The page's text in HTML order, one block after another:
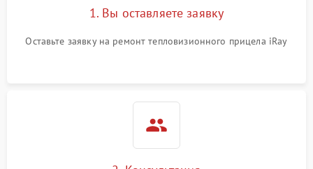
1. Вы оставляете заявку
Оставьте заявку на ремонт тепловизионного прицела iRay